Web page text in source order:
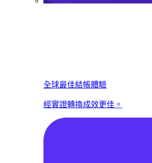
全球最佳結帳體驗
經實證轉換成效更佳。